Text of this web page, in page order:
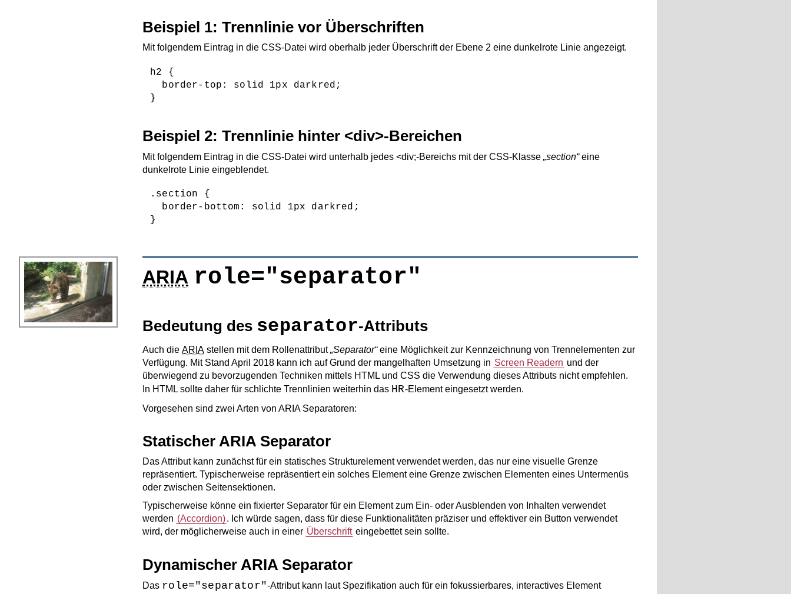
Beispiel 1: Trennlinie vor Überschriften
Mit folgendem Eintrag in die CSS-Datei wird oberhalb jeder Überschrift der Ebene 2 eine dunkelrote Linie angezeigt.
h2 {
  border-top: solid 1px darkred;
Beispiel 2: Trennlinie hinter <div>-Bereichen
Mit folgendem Eintrag in die CSS-Datei wird unterhalb jedes <div;-Bereichs mit der CSS-Klasse section eine
dunkelrote Linie eingeblendet.
.section {
  border-bottom: solid 1px darkred;
ARIA role="separator"
Bedeutung des separator-Attributs
Auch dieARIA stellen mit dem Rollenattribut Separator eine Möglichkeit zur Kennzeichnung von Trennelementen zur
Verfügung. Mit Stand April 2018 kann ich auf Grund der mangelhaften Umsetzung in Screen Readern und der
überwiegend zu bevorzugenden Techniken mittels HTML und CSS die Verwendung dieses Attributs nicht empfehlen.
In HTML sollte daher für schlichte Trennlinien weiterhin das HR-Element eingesetzt werden.
Vorgesehen sind zwei Arten von ARIA Separatoren:
Statischer ARIA Separator
Das Attribut kann zunächst für ein statisches Strukturelement verwendet werden, das nur eine visuelle Grenze
repräsentiert. Typischerweise repräsentiert ein solches Element eine Grenze zwischen Elementen eines Untermenüs
oder zwischen Seitensektionen.
Typischerweise könne ein fixierter Separator für ein Element zum Ein- oder Ausblenden von Inhalten verwendet
werden (Accordion). Ich würde sagen, dass für diese Funktionalitäten präziser und effektiver ein Button verwendet
wird, der möglicherweise auch in einer Überschrift eingebettet sein sollte.
Dynamischer ARIA Separator
Das role="separator"-Attribut kann laut Spezifikation auch für ein fokussierbares, interactives Element